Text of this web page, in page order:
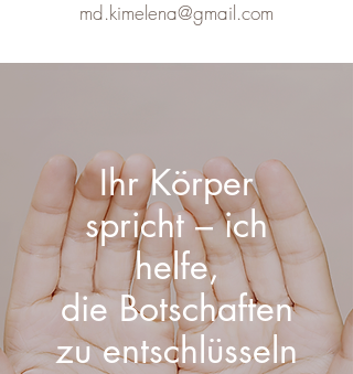
md.kimelena@gmail.com
Ihr Körper
spricht – ich
helfe,
die Botschaften
zu entschlüsseln